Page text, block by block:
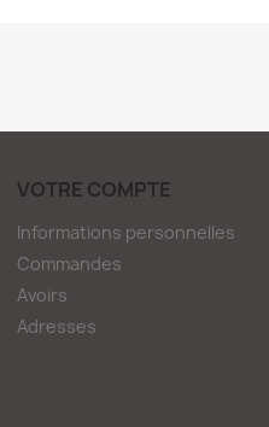
VOTRE COMPTE
Informations personnelles
Commandes
Avoirs
Adresses